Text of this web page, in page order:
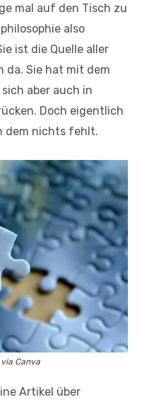
mal auf den Tisch zu
also
ist die Quelle aller
da. Sie hat mit dem
aber auch in
Doch eigentlich
dem nichts fehlt.
Canva
Artikel über